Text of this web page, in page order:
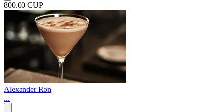
800.00 CUP
Alexander Ron
...